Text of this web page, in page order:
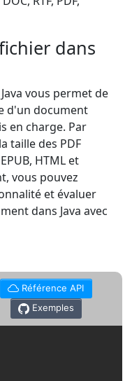
dans
vous permet de
d'un document
en charge. Par
taille des PDF
HTML et
vous pouvez
et évaluer
dans Java avec
Référence API
Exemples